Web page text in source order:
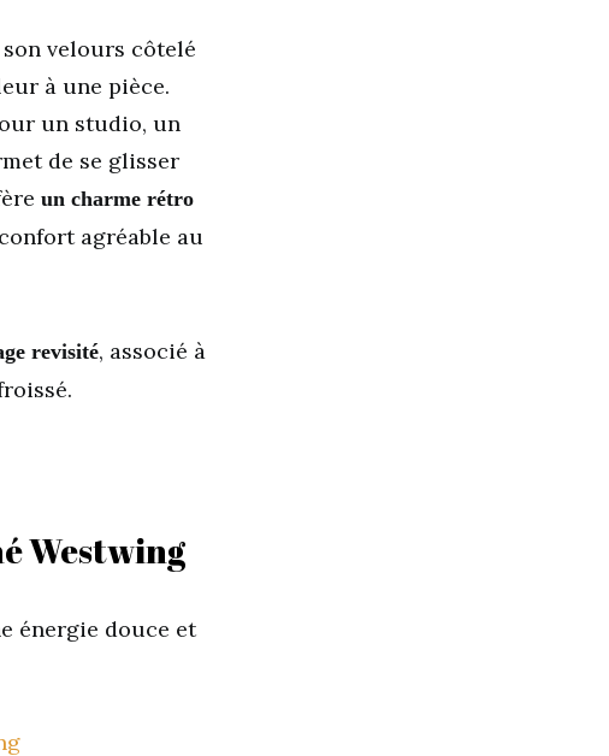
velours côtelé
à une pièce.
un studio, un
de se glisser
un charme rétro
agréable au
revisité, associé à
Westwing
énergie douce et